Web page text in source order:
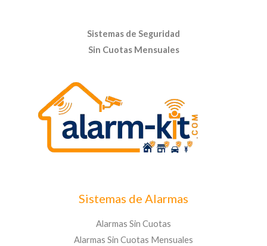
Sistemas de Seguridad
Sin Cuotas Mensuales
Sistemas de Alarmas
Alarmas Sin Cuotas
Alarmas Sin Cuotas Mensuales